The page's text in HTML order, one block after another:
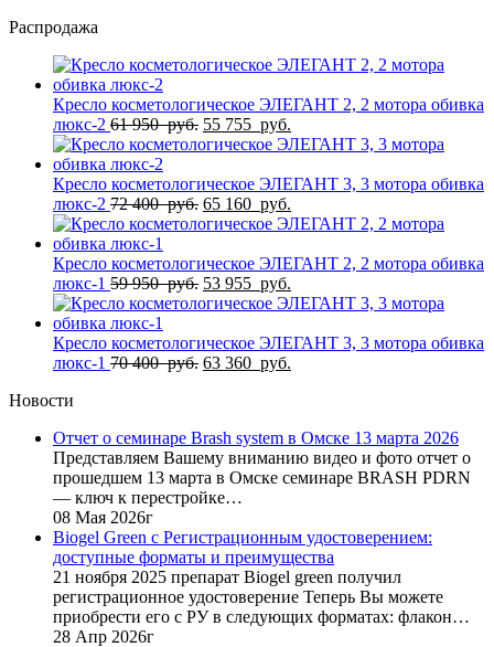
Распродажа
Кресло косметологическое ЭЛЕГАНТ 2, 2 мотора обивка
люкс-2 61 950руб. Первоначальная
цена
61
950
руб..
55 755 руб.
цена:
755
Кресло косметологическое ЭЛЕГАНТ 3, 3 мотора обивка
люкс-2 72 400руб. Первоначальная
цена
72
400
руб..
65 160 руб.
цена:
160
Кресло косметологическое ЭЛЕГАНТ 2, 2 мотора обивка
люкс-1 59 950руб. Первоначальная
цена
59
950
53 955 руб.
цена:
955
Кресло косметологическое ЭЛЕГАНТ 3, 3 мотора обивка
люкс-1 70 400руб. Первоначальная
400
руб..
63 360 руб.
руб..
Новости
Отчет о семинаре Brash system в Омске 13 марта 2026
Представляем Вашему вниманию видео и фото отчет о
прошедшем 13 марта в Омске семинаре BRASH PDRN
— ключ к перестройке…
08 Мая 2026г
Biogel Green с Регистрационным удостоверением:
доступные форматы и преимущества
21 ноября 2025 препарат Biogel green получил
регистрационное удостоверение Теперь Вы можете
приобрести его с РУ в следующих форматах: флакон…
28 Апр 2026г